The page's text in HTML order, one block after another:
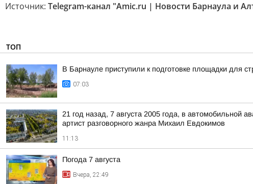
Источник: Telegram-канал "Amic.ru | Новости Барнаула и
ТОП
В Барнауле приступили к подготовке площадки для
07:03
21 год назад, 7 августа 2005 года, в автомобильной
артист разговорного жанра Михаил Евдокимов
11:13
Погода 7 августа
Вчера, 22:49